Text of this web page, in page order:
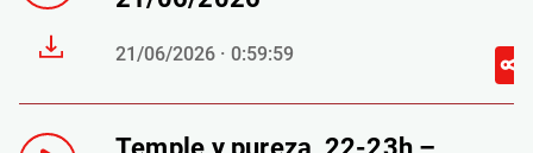
21/06/2026 · 0:59:59